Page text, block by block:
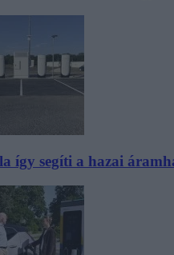
így segíti a hazai